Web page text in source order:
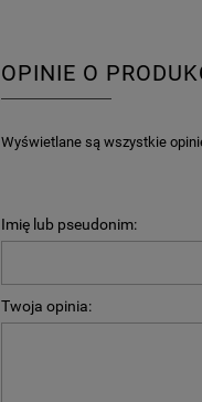
OPINIE O
Wyświetlane są wszystkie
Imię lub pseudonim:
Twoja opinia: